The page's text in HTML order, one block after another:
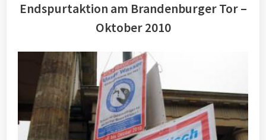
Endspurtaktion am Brandenburger Tor –
Oktober 2010